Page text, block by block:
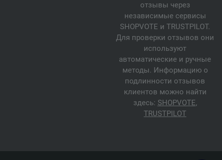
отзывы через
независимые сервисы
SHOPVOTE и TRUSTPILOT.
Для проверки отзывов они
используют
автоматические и ручные
методы. Информацию о
подлинности отзывов
клиентов можно найти
здесь: SHOPVOTE,
TRUSTPILOT